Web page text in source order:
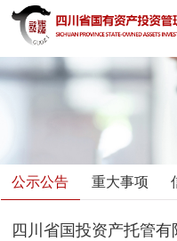
公示公告 重大事项
四川省国投资产托管